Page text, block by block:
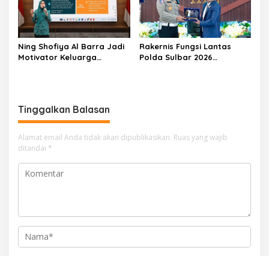
Ning Shofiya Al Barra Jadi
Motivator Keluarga
Rakernis Fungsi Lantas
Polda Sulbar 2026
Tinggalkan Balasan
Alamat email Anda tidak akan dipublikasikan. Ruas yang wajib
ditandai *